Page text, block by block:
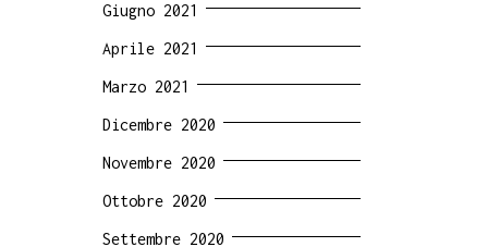
Giugno 2021
Aprile 2021
Marzo 2021
Dicembre 2020
Novembre 2020
Ottobre 2020
Settembre 2020